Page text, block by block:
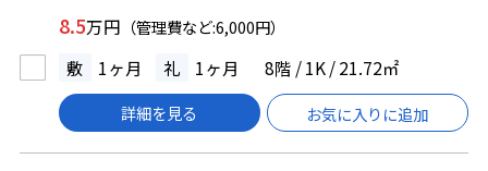
8.5万円 （管理費など:6,000円）
敷 1ヶ月 礼 1ヶ月 8階 / 1K / 21.72㎡
詳細を見る お気に入りに追加